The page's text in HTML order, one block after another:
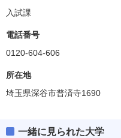
入試課
電話番号
0120-604-606
所在地
埼玉県深谷市普済寺1690
一緒に見られた大学